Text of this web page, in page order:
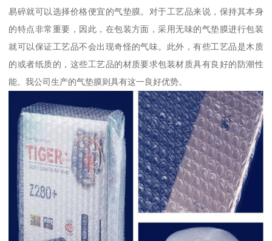
易碎就可以选择价格便宜的气垫膜。对于工艺品来说，保持其本身
的特点非常重要，因此，在包装方面，采用无味的气垫膜进行包装
就可以保证工艺品不会出现奇怪的气味。此外，有些工艺品是木质
的或者纸质的，这些工艺品的材质要求包装材质具有良好的防潮性
能。我公司生产的气垫膜则具有这一良好优势。